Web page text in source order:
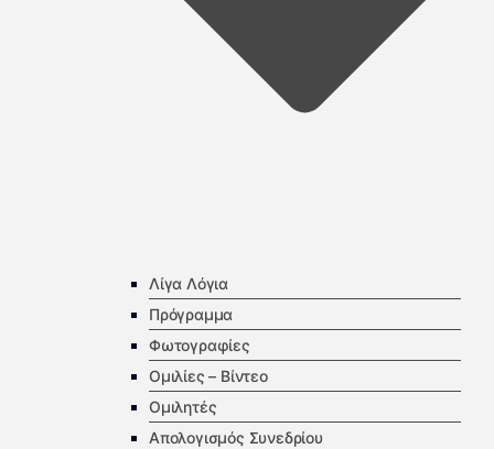
Λίγα Λόγια
Πρόγραμμα
Φωτογραφίες
Ομιλίες – Βίντεο
Ομιλητές
Απολογισμός Συνεδρίου